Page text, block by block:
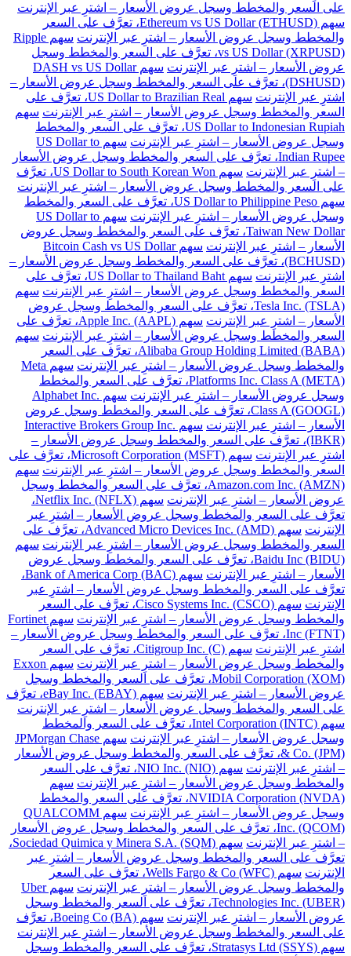
على السعر والمخطط وسجل عروض الأسعار – اشترِ عبر الإنترنت
سهم Ethereum vs US Dollar (ETHUSD)، تعرَّف على السعر
والمخطط وسجل عروض الأسعار – اشترِ عبر الإنترنت
سهم Ripple
vs US Dollar (XRPUSD)، تعرَّف على السعر والمخطط وسجل
عروض الأسعار – اشترِ عبر الإنترنت
سهم DASH vs US Dollar
(DSHUSD)، تعرَّف على السعر والمخطط وسجل عروض الأسعار –
اشترِ عبر الإنترنت
سهم US Dollar to Brazilian Real، تعرَّف على
السعر والمخطط وسجل عروض الأسعار – اشترِ عبر الإنترنت سهم
US Dollar to Indonesian Rupiah، تعرَّف على السعر والمخطط
وسجل عروض الأسعار – اشترِ عبر الإنترنت
سهم US Dollar to
Indian Rupee، تعرَّف على السعر والمخطط وسجل عروض الأسعار
– اشترِ عبر الإنترنت
سهم US Dollar to South Korean Won، تعرَّف
على السعر والمخطط وسجل عروض الأسعار – اشترِ عبر الإنترنت
سهم US Dollar to Philippine Peso، تعرَّف على السعر والمخطط
وسجل عروض الأسعار – اشترِ عبر الإنترنت
سهم US Dollar to
Taiwan New Dollar، تعرَّف على السعر والمخطط وسجل عروض
الأسعار – اشترِ عبر الإنترنت
سهم Bitcoin Cash vs US Dollar
(BCHUSD)، تعرَّف على السعر والمخطط وسجل عروض الأسعار –
اشترِ عبر الإنترنت
سهم US Dollar to Thailand Baht، تعرَّف على
السعر والمخطط وسجل عروض الأسعار – اشترِ عبر الإنترنت سهم
Tesla Inc. (TSLA)، تعرَّف على السعر والمخطط وسجل عروض
الأسعار – اشترِ عبر الإنترنت
سهم Apple Inc. (AAPL)، تعرَّف على
السعر والمخطط وسجل عروض الأسعار – اشترِ عبر الإنترنت سهم
Alibaba Group Holding Limited (BABA)، تعرَّف على السعر
والمخطط وسجل عروض الأسعار – اشترِ عبر الإنترنت
سهم Meta
Platforms Inc. Class A (META)، تعرَّف على السعر والمخطط
وسجل عروض الأسعار – اشترِ عبر الإنترنت
سهم Alphabet Inc.
Class A (GOOGL)، تعرَّف على السعر والمخطط وسجل عروض
الأسعار – اشترِ عبر الإنترنت
سهم Interactive Brokers Group Inc.
(IBKR)، تعرَّف على السعر والمخطط وسجل عروض الأسعار –
اشترِ عبر الإنترنت
سهم Microsoft Corporation (MSFT)، تعرَّف على
السعر والمخطط وسجل عروض الأسعار – اشترِ عبر الإنترنت سهم
Amazon.com Inc. (AMZN)، تعرَّف على السعر والمخطط وسجل
عروض الأسعار – اشترِ عبر الإنترنت
سهم Netflix Inc. (NFLX)،
تعرَّف على السعر والمخطط وسجل عروض الأسعار – اشترِ عبر
الإنترنت
سهم Advanced Micro Devices Inc. (AMD)، تعرَّف على
السعر والمخطط وسجل عروض الأسعار – اشترِ عبر الإنترنت سهم
Baidu Inc (BIDU)، تعرَّف على السعر والمخطط وسجل عروض
الأسعار – اشترِ عبر الإنترنت
سهم Bank of America Corp (BAC)،
تعرَّف على السعر والمخطط وسجل عروض الأسعار – اشترِ عبر
الإنترنت
سهم Cisco Systems Inc. (CSCO)، تعرَّف على السعر
والمخطط وسجل عروض الأسعار – اشترِ عبر الإنترنت
سهم Fortinet
Inc (FTNT)، تعرَّف على السعر والمخطط وسجل عروض الأسعار –
اشترِ عبر الإنترنت
سهم Citigroup Inc. (C)، تعرَّف على السعر
والمخطط وسجل عروض الأسعار – اشترِ عبر الإنترنت
سهم Exxon
Mobil Corporation (XOM)، تعرَّف على السعر والمخطط وسجل
عروض الأسعار – اشترِ عبر الإنترنت
سهم eBay Inc. (EBAY)، تعرَّف
على السعر والمخطط وسجل عروض الأسعار – اشترِ عبر الإنترنت
سهم Intel Corporation (INTC)، تعرَّف على السعر والمخطط
وسجل عروض الأسعار – اشترِ عبر الإنترنت
سهم JPMorgan Chase
& Co. (JPM)، تعرَّف على السعر والمخطط وسجل عروض الأسعار
– اشترِ عبر الإنترنت
سهم NIO Inc. (NIO)، تعرَّف على السعر
والمخطط وسجل عروض الأسعار – اشترِ عبر الإنترنت سهم
NVIDIA Corporation (NVDA)، تعرَّف على السعر والمخطط
وسجل عروض الأسعار – اشترِ عبر الإنترنت
سهم QUALCOMM
Inc. (QCOM)، تعرَّف على السعر والمخطط وسجل عروض الأسعار
– اشترِ عبر الإنترنت
سهم Sociedad Quimica y Minera S.A. (SQM)،
تعرَّف على السعر والمخطط وسجل عروض الأسعار – اشترِ عبر
الإنترنت
سهم Wells Fargo & Co (WFC)، تعرَّف على السعر
والمخطط وسجل عروض الأسعار – اشترِ عبر الإنترنت
سهم Uber
Technologies Inc. (UBER)، تعرَّف على السعر والمخطط وسجل
عروض الأسعار – اشترِ عبر الإنترنت
سهم Boeing Co (BA)، تعرَّف
على السعر والمخطط وسجل عروض الأسعار – اشترِ عبر الإنترنت
سهم Stratasys Ltd (SSYS)، تعرَّف على السعر والمخطط وسجل